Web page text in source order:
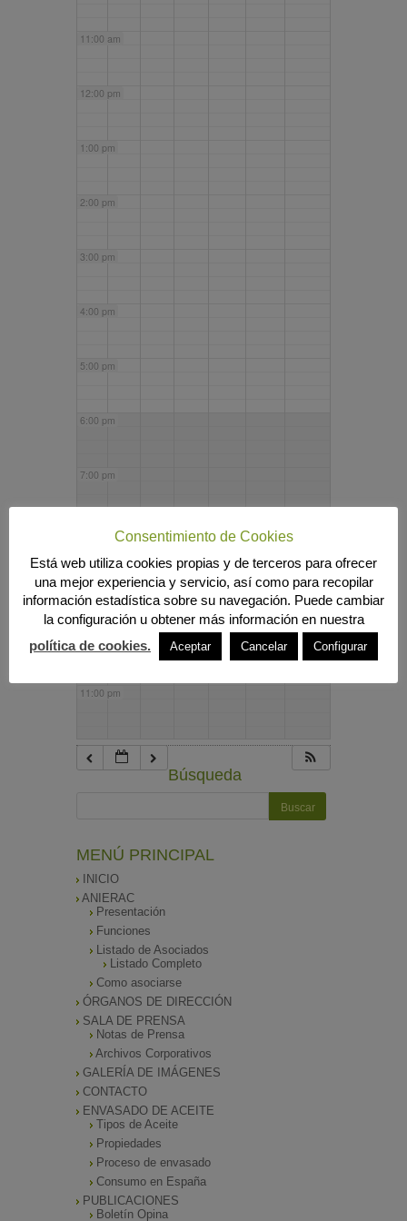
11:00 am
12:00 pm
1:00 pm
2:00 pm
3:00 pm
4:00 pm
5:00 pm
6:00 pm
7:00 pm
9:00 pm
10:00 pm
11:00 pm
Búsqueda
MENÚ PRINCIPAL
INICIO
ANIERAC
Presentación
Funciones
Listado de Asociados
Listado Completo
Como asociarse
ÓRGANOS DE DIRECCIÓN
SALA DE PRENSA
Notas de Prensa
Archivos Corporativos
GALERÍA DE IMÁGENES
CONTACTO
ENVASADO DE ACEITE
Tipos de Aceite
Propiedades
Proceso de envasado
Consumo en España
PUBLICACIONES
Boletín Opina
Consentimiento de Cookies
Está web utiliza cookies propias y de terceros para ofrecer
una mejor experiencia y servicio, así como para recopilar
información estadística sobre su navegación. Puede cambiar
la configuración u obtener más información en nuestra
política de cookies.
Aceptar Cancelar Configurar